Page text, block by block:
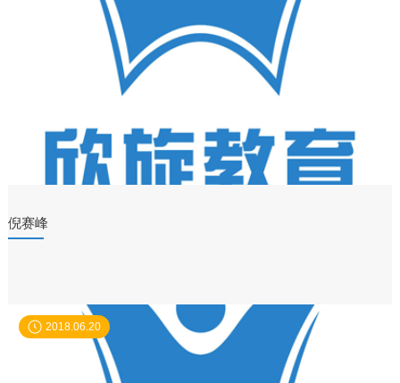
倪赛峰
2018.06.20